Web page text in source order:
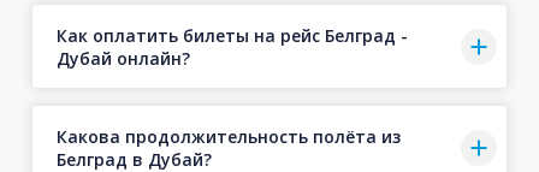
Как оплатить билеты на рейс Белград -
Дубай онлайн?
Какова продолжительность полёта из
Белград в Дубай?